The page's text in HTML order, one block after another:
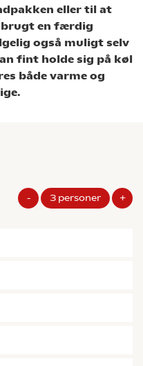
eller til at
brugt en færdig
også muligt selv
fint holde sig på køl
både varme og
- 3 personer +